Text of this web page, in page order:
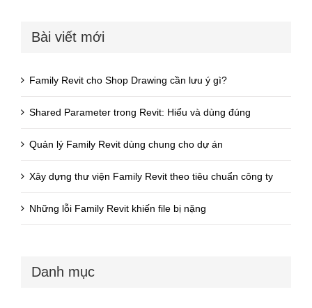
Bài viết mới
Family Revit cho Shop Drawing cần lưu ý gì?
Shared Parameter trong Revit: Hiểu và dùng đúng
Quản lý Family Revit dùng chung cho dự án
Xây dựng thư viện Family Revit theo tiêu chuẩn công ty
Những lỗi Family Revit khiến file bị nặng
Danh mục